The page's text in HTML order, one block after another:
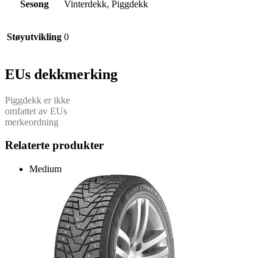
Sesong Vinterdekk, Piggdekk
Støyutvikling 0
EUs dekkmerking
Piggdekk er ikke
omfattet av EUs
merkeordning
Relaterte produkter
Medium